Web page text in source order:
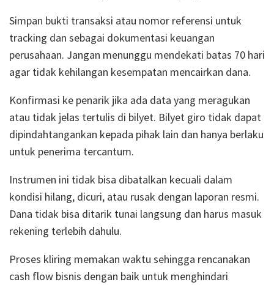
Simpan bukti transaksi atau nomor referensi untuk
tracking dan sebagai dokumentasi keuangan
perusahaan. Jangan menunggu mendekati batas 70 hari
agar tidak kehilangan kesempatan mencairkan dana.
Konfirmasi ke penarik jika ada data yang meragukan
atau tidak jelas tertulis di bilyet. Bilyet giro tidak dapat
dipindahtangankan kepada pihak lain dan hanya berlaku
untuk penerima tercantum.
Instrumen ini tidak bisa dibatalkan kecuali dalam
kondisi hilang, dicuri, atau rusak dengan laporan resmi.
Dana tidak bisa ditarik tunai langsung dan harus masuk
rekening terlebih dahulu.
Proses kliring memakan waktu sehingga rencanakan
cash flow bisnis dengan baik untuk menghindari